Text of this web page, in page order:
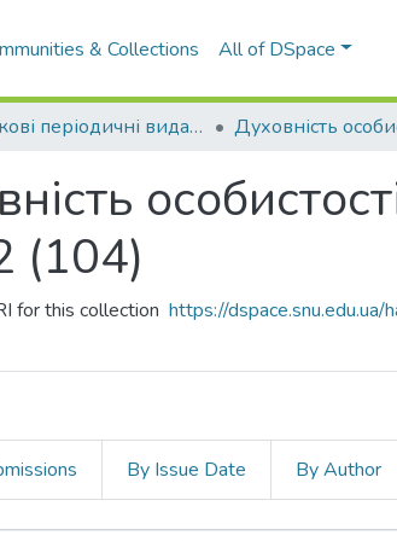
& Collections All of DSpace
Наукові періодичні видання СНУ ім. В. Даля
(104)
for this collection https://
By Issue Date By Author